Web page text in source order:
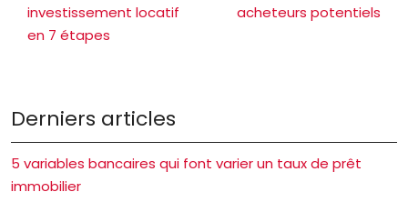
investissement locatif
en 7 étapes
acheteurs potentiels
Derniers articles
5 variables bancaires qui font varier un taux de prêt
immobilier